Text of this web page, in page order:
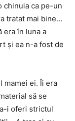
chinuia ca pe-un
tratat mai bine…
era în luna a
şi ea n-a fost de
mamei ei. Îi era
să se
i oferi strictul